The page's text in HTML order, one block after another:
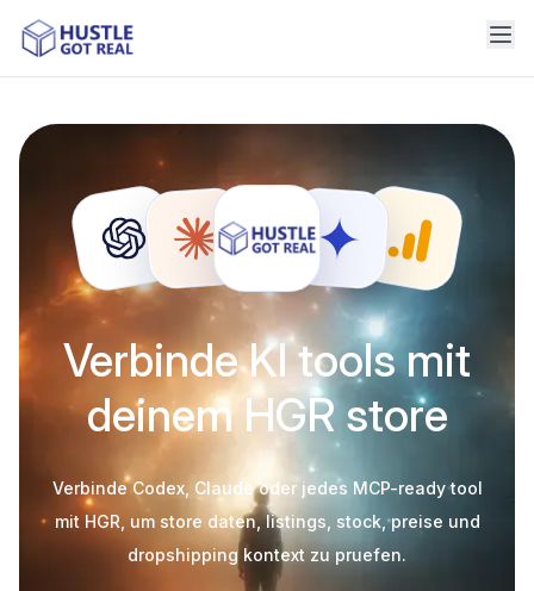
Verbinde KI tools mit
deinem HGR store
Verbinde Codex, Claude oder jedes MCP-ready tool
mit HGR, um store daten, listings, stock, preise und
dropshipping kontext zu pruefen.